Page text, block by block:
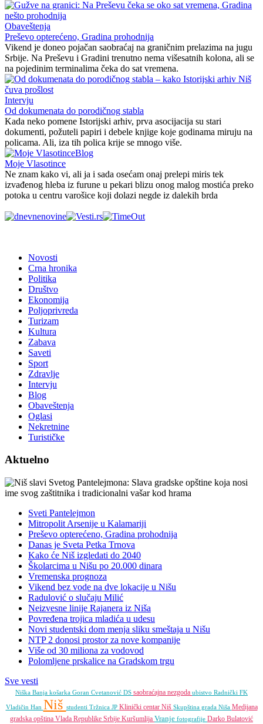
Obaveštenja
Preševo opterećeno, Gradina prohodnija
Vikend je doneo pojačan saobraćaj na graničnim prelazima na jugu
Srbije. Na Preševu i Gradini trenutno nema višesatnih kolona, ali se
na pojedinim terminalima čeka do sat vremena.
Intervju
Od dokumenata do porodičnog stabla
Kada neko pomene Istorijski arhiv, prva asocijacija su stari
dokumenti, požuteli papiri i debele knjige koje godinama miruju na
policama. Ali, iza tih polica krije se mnogo više.
Blog
Moje Vlasotince
Ne znam kako vi, ali ja i sada osećam onaj prelepi miris tek
izvađenog hleba iz furune u pekari blizu onog malog mostića preko
potoka u centru varošice koji dolazi negde iz dalekih brda
Novosti
Crna hronika
Politika
Društvo
Ekonomija
Poljoprivreda
Turizam
Kultura
Zabava
Saveti
Sport
Zdravlje
Intervju
Blog
Obaveštenja
Oglasi
Nekretnine
Turističke
Aktuelno
Sveti Pantelejmon
Mitropolit Arsenije u Kalamariji
Preševo opterećeno, Gradina prohodnija
Danas je Sveta Petka Trnova
Kako će Niš izgledati do 2040
Školarcima u Nišu po 20.000 dinara
Vremenska prognoza
Vikend bez vode na dve lokacije u Nišu
Radulović o slučaju Milić
Neizvesne linije Rajanera iz Niša
Povređena trojica mladića u udesu
Novi studentski dom menja sliku smeštaja u Nišu
NTP 2 donosi prostor za nove kompanije
Više od 30 miliona za vodovod
Polomljene prskalice na Gradskom trgu
Sve vesti
Niška Banja košarka Goran Cvetanović DS saobraćajna nezgoda ubistvo Radnički FK
Vladičin Han Niš studenti Tržnica JP Klinički centar Niš Skupština grada Niša Medijana
gradska opština Vlada Republike Srbije Kuršumlija Vranje fotografije Darko Bulatović